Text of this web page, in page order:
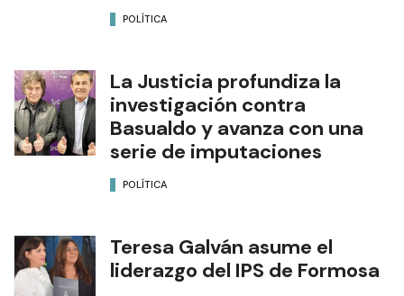
POLÍTICA
La Justicia profundiza la
investigación contra
Basualdo y avanza con una
serie de imputaciones
POLÍTICA
Teresa Galván asume el
liderazgo del IPS de Formosa